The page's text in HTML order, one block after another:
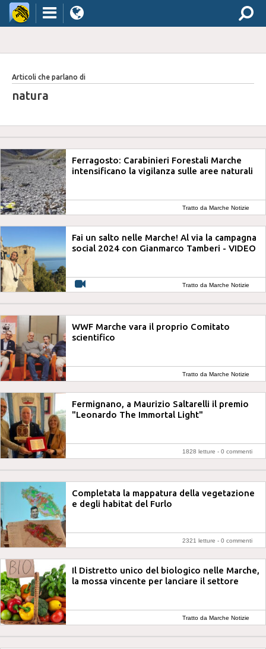
Articoli che parlano di
natura
Ferragosto: Carabinieri Forestali Marche
intensificano la vigilanza sulle aree naturali
Tratto da Marche Notizie
Fai un salto nelle Marche! Al via la campagna
social 2024 con Gianmarco Tamberi - VIDEO
Tratto da Marche Notizie
WWF Marche vara il proprio Comitato
scientifico
Tratto da Marche Notizie
Fermignano, a Maurizio Saltarelli il premio
"Leonardo The Immortal Light"
1828 letture - 0 commenti
Completata la mappatura della vegetazione
e degli habitat del Furlo
2321 letture - 0 commenti
Il Distretto unico del biologico nelle Marche,
la mossa vincente per lanciare il settore
Tratto da Marche Notizie